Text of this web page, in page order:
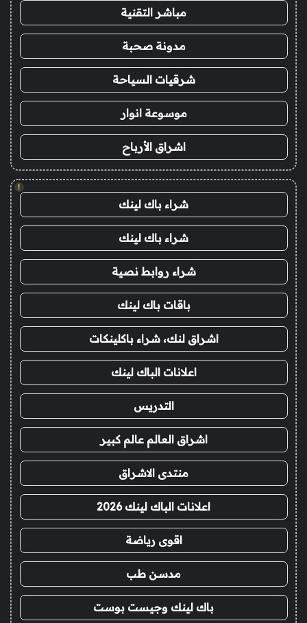
مباشر التقنية
مدونة صحبة
شرقيات السياحة
موسوعة انوار
اشراق الأرباح
!
شراء باك لينك
شراء باك لينك
شراء روابط نصية
باقات باك لينك
اشراق لنك، شراء باكلينكات
اعلانات الباك لينك
التدريس
اشراق العالم عالم كبير
منتدى الاشراق
اعلانات الباك لينك 2026
اقوى رياضة
مدسن طب
باك لينك وجيست بوست